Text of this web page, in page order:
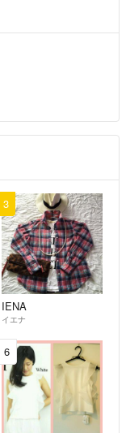
3
IENA
イエナ
6